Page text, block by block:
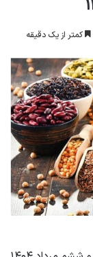
کمتر از یک دقیقه